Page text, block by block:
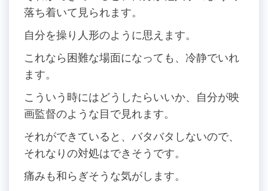
落ち着いて見られます。
自分を操り人形のように思えます。
これなら困難な場面になっても、冷静でいれ
ます。
こういう時にはどうしたらいいか、自分が映
画監督のような目で見れます。
それができていると、バタバタしないので、
それなりの対処はできそうです。
痛みも和らぎそうな気がします。